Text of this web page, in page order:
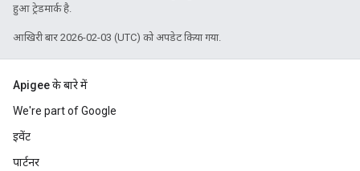
हुआ ट्रेडमार्क है.
आखिरी बार 2026-02-03 (UTC) को अपडेट किया गया.
Apigee के बारे में
We're part of Google
इवेंट
पार्टनर